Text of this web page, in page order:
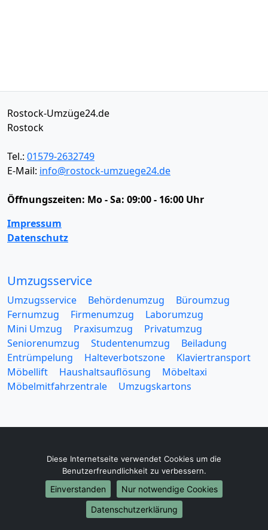
Rostock-Umzüge24.de
Rostock
Tel.: 01579-2632749
E-Mail: info@rostock-umzuege24.de
Öffnungszeiten: Mo - Sa: 09:00 - 16:00 Uhr
Impressum
Datenschutz
Umzugsservice
Umzugsservice Behördenumzug
Büroumzug
Fernumzug
Firmenumzug
Laborumzug
Mini Umzug
Praxisumzug
Privatumzug
Seniorenumzug
Studentenumzug
Beiladung
Entrümpelung
Halteverbotszone
Klaviertransport
Möbellift
Haushaltsauflösung
Möbeltaxi
Möbelmitfahrzentrale
Umzugskartons
Europa-Umzüge
Umzug von Rostock nach Belarus
Umzug von Rostock nach Belgien
Umzug von Rostock nach Bulgarien
Diese Internetseite verwendet Cookies um die
Benutzerfreundlichkeit zu verbessern.
Einverstanden
Nur notwendige Cookies
Datenschutzerklärung